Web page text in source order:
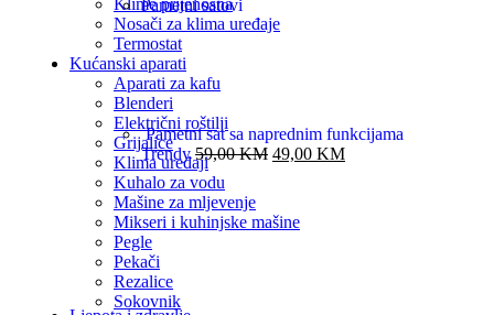
Klime prijenosna
Nosači za klima uređaje
Termostat
Kućanski aparati
Aparati za kafu
Blenderi
Električni roštilji
Grijalice
Klima uređaji
Kuhalo za vodu
Mašine za mljevenje
Mikseri i kuhinjske mašine
Pegle
Pekači
Rezalice
Sokovnik
Pametni satovi
Pametni sat sa naprednim funkcijama
Trendy59,00KM 49,00 KM